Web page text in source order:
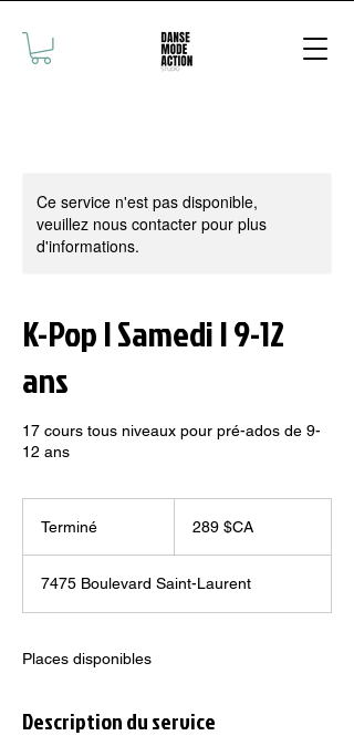
Ce service n'est pas disponible,
veuillez nous contacter pour plus
d'informations.
K-Pop | Samedi | 9-12
ans
17 cours tous niveaux pour pré-ados de 9-
12 ans
Terminé
m
i
é
canadiens
289 $CA
7475 Boulevard Saint-Laurent
Places disponibles
Description du service